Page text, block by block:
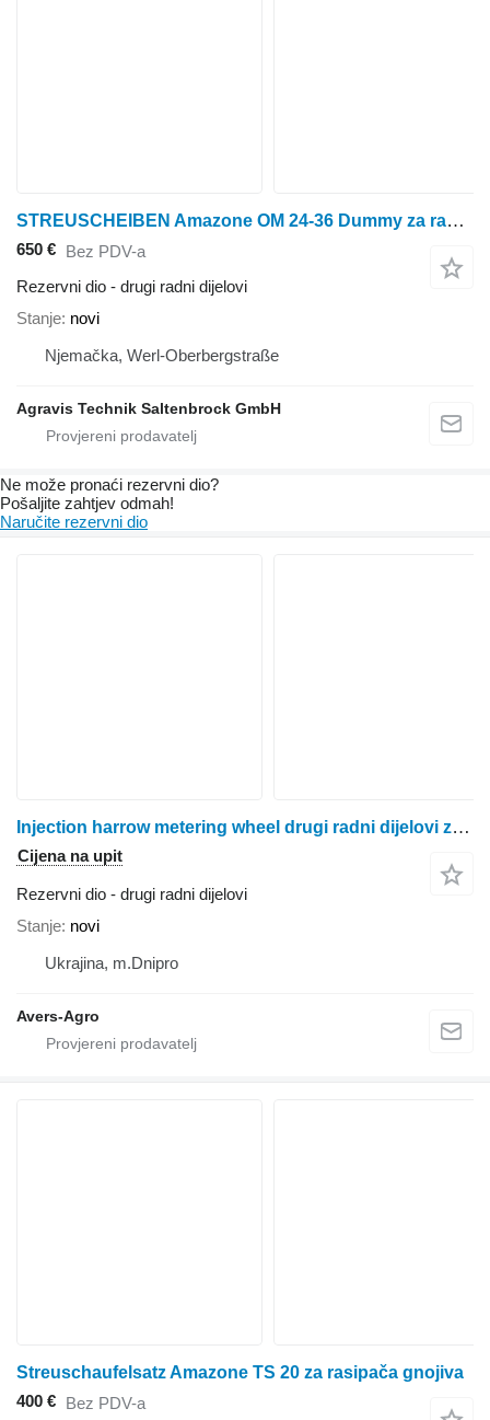
STREUSCHEIBEN Amazone OM 24-36 Dummy za rasipača gnojiva
650 € Bez PDV-a
Rezervni dio - drugi radni dijelovi
Stanje novi
Njemačka, Werl-Oberbergstraße
Agravis Technik Saltenbrock GmbH
Ne može pronaći rezervni dio?
Pošaljite zahtjev odmah!
Naručite rezervni dio
Injection harrow metering wheel drugi radni dijelovi za rasipača gnojiva
Cijena na upit
Rezervni dio - drugi radni dijelovi
Stanje novi
Ukrajina, m.Dnipro
Avers-Agro
Streuschaufelsatz Amazone TS 20 za rasipača gnojiva
400 € Bez PDV-a